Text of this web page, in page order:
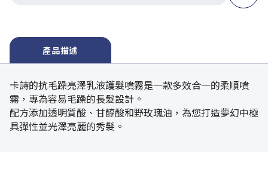
產品描述
卡詩的抗毛躁亮澤乳液護髮噴霧是一款多效合一的柔順噴
霧，專為容易毛躁的長髮設計。
配方添加透明質酸、甘醇酸和野玫瑰油，為您打造夢幻中極
具彈性並光澤亮麗的秀髮。